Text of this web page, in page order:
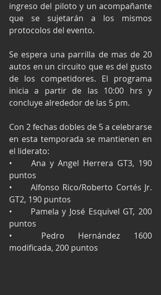
ingreso del piloto y un acompañante
que se sujetarán a los mismos
protocolos del evento.
Se espera una parrilla de mas de 20
autos en un circuito que es del gusto
de los competidores. El programa
inicia a partir de las 10:00 hrs y
concluye alrededor de las 5 pm.
Con 2 fechas dobles de 5 a celebrarse
en esta temporada se mantienen en
el liderato:
•	Ana y Angel Herrera GT3, 190
puntos
•	Alfonso Rico/Roberto Cortés Jr.
GT2, 190 puntos
•	Pamela y José Esquivel GT, 200
puntos
•	Pedro Hernández 1600
modificada, 200 puntos